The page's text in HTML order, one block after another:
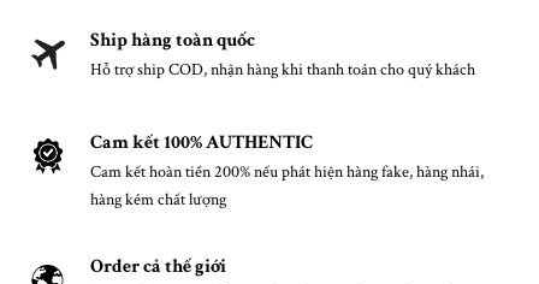
Ship hàng toàn quốc
Hỗ trợ ship COD, nhận hàng khi thanh toán cho quý khách
Cam kết 100% AUTHENTIC
Cam kết hoàn tiền 200% nếu phát hiện hàng fake, hàng nhái,
hàng kém chất lượng
Order cả thế giới